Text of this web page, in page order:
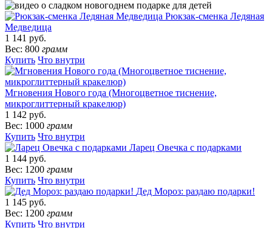
Рюкзак-сменка Ледяная
Медведица
1 141 руб.
Вес: 800 грамм
Купить Что внутри
Мгновения Нового года (Многоцветное тиснение,
микроглиттерный кракелюр)
1 142 руб.
Вес: 1000 грамм
Купить Что внутри
Ларец Овечка с подарками
1 144 руб.
Вес: 1200 грамм
Купить Что внутри
Дед Мороз: раздаю подарки!
1 145 руб.
Вес: 1200 грамм
Купить Что внутри